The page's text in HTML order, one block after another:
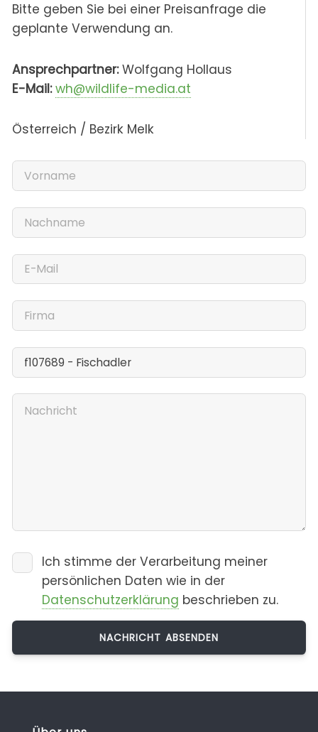
Bitte geben Sie bei einer Preisanfrage die
geplante Verwendung an.
Ansprechpartner:Wolfgang Hollaus
E-Mail: wh@wildlife-media.at
Österreich / Bezirk Melk
Ich stimme der Verarbeitung meiner
persönlichen Daten wie in der
Datenschutzerklärung beschrieben zu.